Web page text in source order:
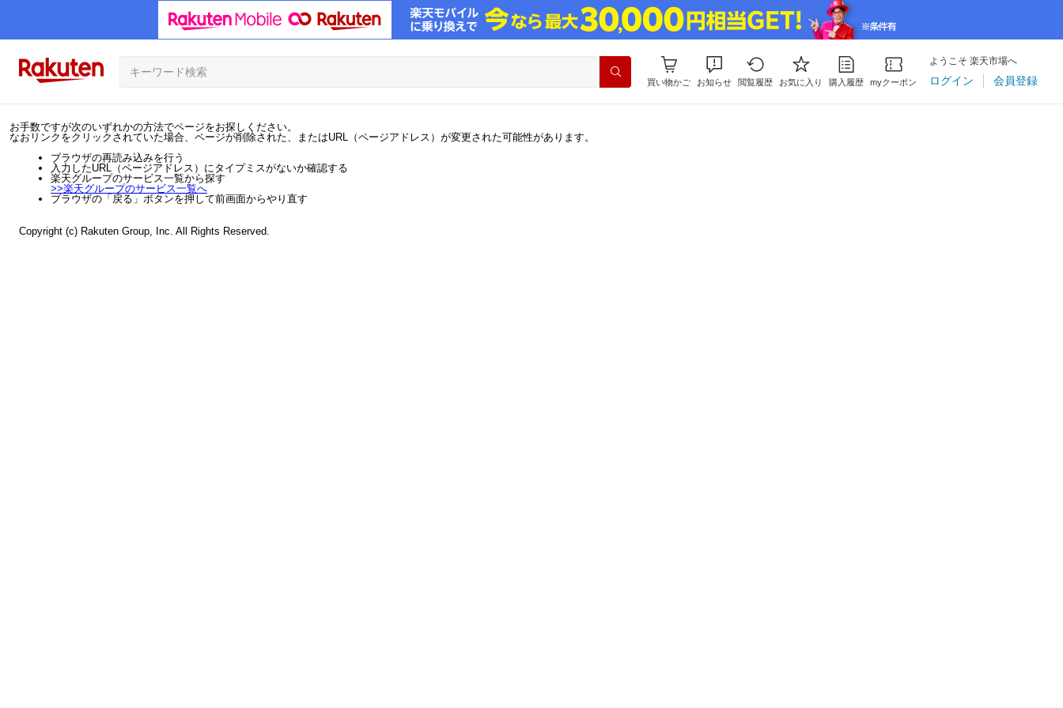
買い物かご お知らせ 閲覧履歴 お気に入り 購入履歴 myクーポン
ようこそ 楽天市場へ
ログイン 会員登録
お手数ですが次のいずれかの方法でページをお探しください。
なおリンクをクリックされていた場合、ページが削除された、またはURL（ページアドレス）が変更された可能性があります。
ブラウザの再読み込みを行う
入力したURL（ページアドレス）にタイプミスがないか確認する
楽天グループのサービス一覧から探す
>>楽天グループのサービス一覧へ
ブラウザの「戻る」ボタンを押して前画面からやり直す
Copyright (c) Rakuten Group, Inc. All Rights Reserved.